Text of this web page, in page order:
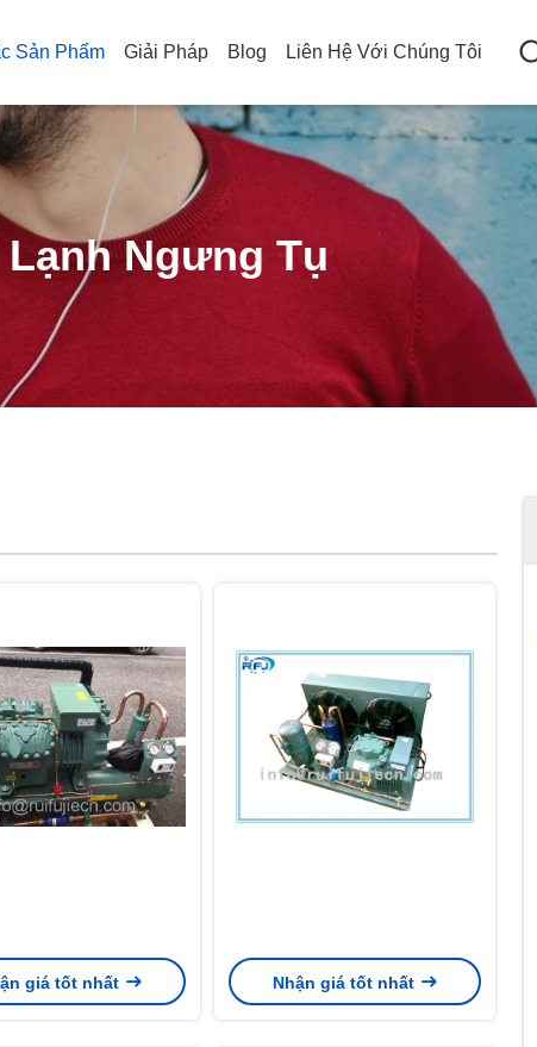
Sản Phẩm Giải Pháp Blog Liên Hệ Với Chúng Tôi
Ngưng Tụ
giá tốt nhất Nhận giá tốt nhất